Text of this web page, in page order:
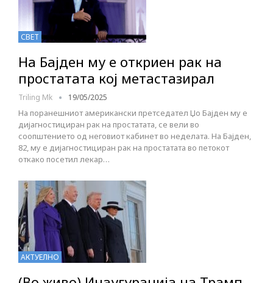
СВЕТ
На Бајден му е откриен рак на
простатата кој метастазирал
Triling Mk 19/05/2025
На поранешниот американски претседател Џо Бајден му е
дијагностициран рак на простатата, се вели во
соопштението од неговиот кабинет во неделата. На Бајден,
82, му е дијагностициран рак на простатата во петокот
откако посетил лекар…
АКТУЕЛНО